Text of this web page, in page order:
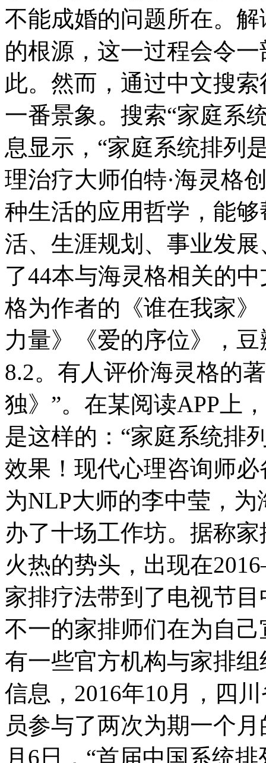
不能成婚的问题所在。
的根源，这一过程会令
此。然而，通过中文搜
一番景象。搜索“家庭系
息显示，“家庭系统排列
理治疗大师伯特·海灵格
种生活的应用哲学，能
活、生涯规划、事业发
了44本与海灵格相关的
格为作者的《谁在我家
力量》《爱的序位》，
8.2。有人评价海灵格的
独》”。在某阅读APP上
是这样的：“家庭系统排
效果！现代心理咨询师
为NLP大师的李中莹，
办了十场工作坊。据称
火热的势头，出现在
家排疗法带到了电视节
不一的家排师们在为自
有一些官方机构与家排
信息，2016年10月，四
员参与了两次为期一个
月6日，“首届中国系统